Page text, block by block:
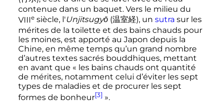
contenue dans un baquet. Vers le milieu du
VIIIe siècle, l'Unjitsugyō (温室経), un sutra sur les
mérites de la toilette et des bains chauds pour
les moines, est apporté au Japon depuis la
Chine, en même temps qu’un grand nombre
d’autres textes sacrés bouddhiques, mettant
en avant que « les bains chauds ont quantité
de mérites, notamment celui d’éviter les sept
types de maladies et de procurer les sept
formes de bonheur[3] ».